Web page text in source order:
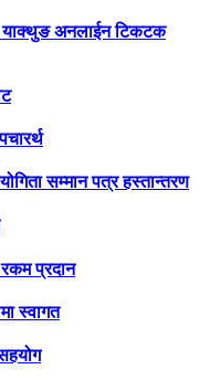
याक्थुङ अनलाईन टिकटक
सम्मान पत्र हस्तान्तरण
रकम प्रदान
स्वागत